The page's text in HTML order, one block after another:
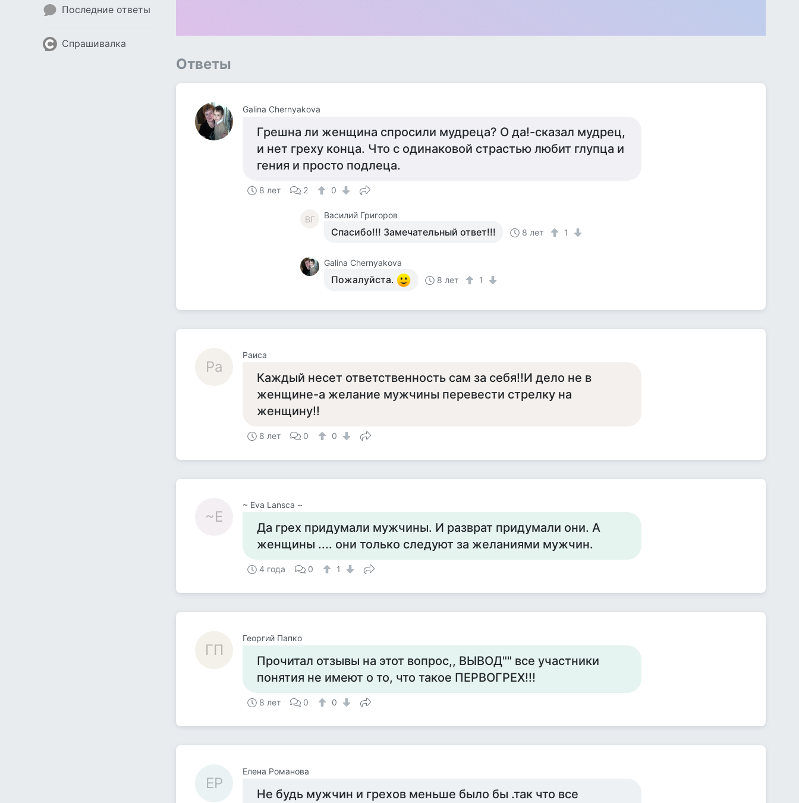
Последние ответы
Спрашивалка
Ответы
Galina Chernyakova
Грешна ли женщина спросили мудреца? О да!-сказал мудрец,
и нет греху конца. Что с одинаковой страстью любит глупца и
гения и просто подлеца.
8 лет 2 0
ВГ Василий Григоров
Спасибо!!! Замечательный ответ!!! 8 лет 1
Galina Chernyakova
Пожалуйста. 8 лет 1
Ра
Раиса
Каждый несет ответственность сам за себя!!И дело не в
женщине-а желание мужчины перевести стрелку на
женщину!!
8 лет 0 0
~E
~ Eva Lansca ~
Да грех придумали мужчины. И разврат придумали они. А
женщины .... они только следуют за желаниями мужчин.
4 года 0 1
ГП
Георгий Папко
Прочитал отзывы на этот вопрос,, ВЫВОД"" все участники
понятия не имеют о то, что такое ПЕРВОГРЕХ!!!
8 лет 0 0
ЕР
Елена Романова
Не будь мужчин и грехов меньше было бы .так что все